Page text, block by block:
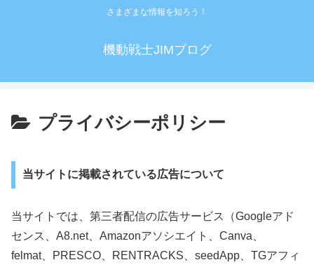
さまざまな情報を知ろう！
機動戦士JIMブログ
プライバシーポリシー
当サイトに掲載されている広告について
当サイトでは、第三者配信の広告サービス（Googleアド
センス、A8.net、Amazonアソシエイト、Canva、
felmat、PRESCO、RENTRACKS、seedApp、TGアフィ